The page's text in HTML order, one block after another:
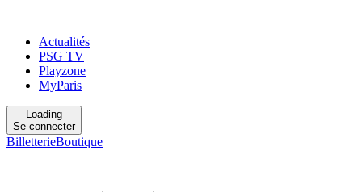
Actualités
PSG TV
Playzone
MyParis
Loading
Se connecter
BilletterieBoutique